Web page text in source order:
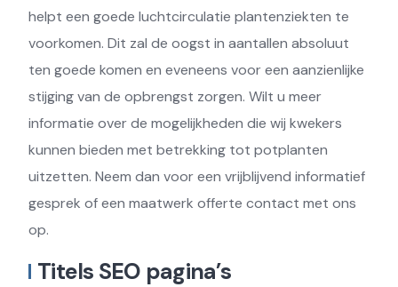
helpt een goede luchtcirculatie plantenziekten te
voorkomen. Dit zal de oogst in aantallen absoluut
ten goede komen en eveneens voor een aanzienlijke
stijging van de opbrengst zorgen. Wilt u meer
informatie over de mogelijkheden die wij kwekers
kunnen bieden met betrekking tot potplanten
uitzetten. Neem dan voor een vrijblijvend informatief
gesprek of een maatwerk offerte contact met ons
op.
Titels SEO pagina’s